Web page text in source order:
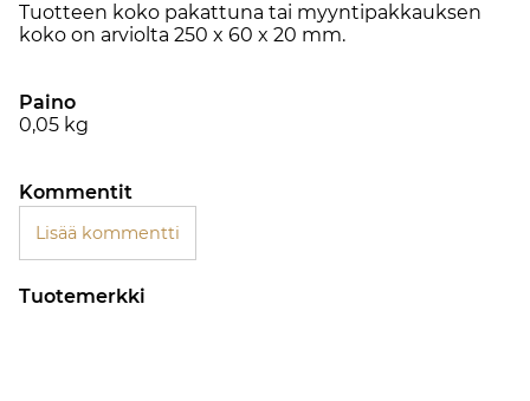
Tuotteen koko pakattuna tai myyntipakkauksen
koko on arviolta 250 x 60 x 20 mm.
Paino
0,05 kg
Kommentit
Lisää kommentti
Tuotemerkki